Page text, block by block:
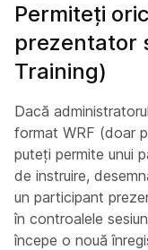
Permiteți
prezentator
Training)
Dacă
format WRF (doar
puteți permite unui
de instruire,
un participant
în controalele
începe o nouă